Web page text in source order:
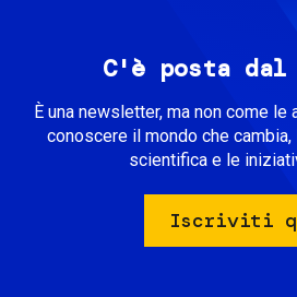
C'è posta dal
È una newsletter, ma non come le
conoscere il mondo che
scientifica e le
Iscriviti